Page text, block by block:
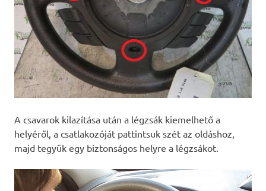
A csavarok kilazítása után a légzsák kiemelhető a
helyéről, a csatlakozóját pattintsuk szét az oldáshoz,
majd tegyük egy biztonságos helyre a légzsákot.